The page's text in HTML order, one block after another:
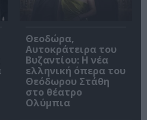
Θεοδώρα,
Αυτοκράτειρα του
Βυζαντίου: Η νέα
ελληνική όπερα του
Θεόδωρου Στάθη
στο θέατρο
Ολύμπια